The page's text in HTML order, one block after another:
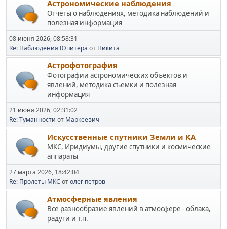
Астрономические наблюдения
Отчеты о наблюдениях, методика наблюдений и
полезная информация
08 июня 2026, 08:58:31
Re: Наблюдения Юпитера от Никита
Астрофотография
Фотографии астрономических объектов и
явлений, методика съемки и полезная
информация
21 июня 2026, 02:31:02
Re: Туманности от Маркеевич
Искусственные спутники Земли и КА
МКС, Иридиумы, другие спутники и космические
аппараты
27 марта 2026, 18:42:04
Re: Пролеты МКС отолег петров
Атмосферные явления
Все разнообразие явлений в атмосфере - облака,
радуги и т.п.